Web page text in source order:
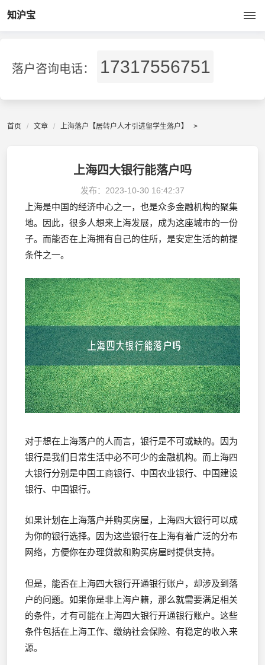
知沪宝
落户咨询电话： 17317556751
首页 文章 上海落户【居转户人才引进留学生落户】 >
上海四大银行能落户吗
发布： 2023-10-30 16:42:37
上海是中国的经济中心之一，也是众多金融机构的聚集
地。因此，很多人想来上海发展，成为这座城市的一份
子。而能否在上海拥有自己的住所，是安定生活的前提
条件之一。
对于想在上海落户的人而言，银行是不可或缺的。因为
银行是我们日常生活中必不可少的金融机构。而上海四
大银行分别是中国工商银行、中国农业银行、中国建设
银行、中国银行。
如果计划在上海落户并购买房屋，上海四大银行可以成
为你的银行选择。因为这些银行在上海有着广泛的分布
网络，方便你在办理贷款和购买房屋时提供支持。
但是，能否在上海四大银行开通银行账户，却涉及到落
户的问题。如果你是非上海户籍，那么就需要满足相关
的条件，才有可能在上海四大银行开通银行账户。这些
条件包括在上海工作、缴纳社会保险、有稳定的收入来
源。